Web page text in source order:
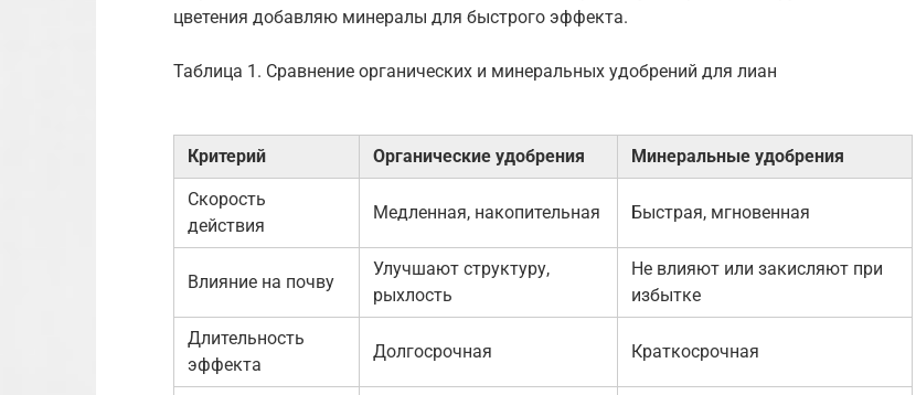
цветения добавляю минералы для быстрого эффекта.
Таблица 1. Сравнение органических и минеральных удобрений для лиан
Критерий Органические удобрения Минеральные удобрения
Скорость
действия
Медленная, накопительная Быстрая, мгновенная
Влияние на почву
Улучшают структуру,
рыхлость
Не влияют или закисляют при
избытке
Длительность
эффекта
Долгосрочная Краткосрочная